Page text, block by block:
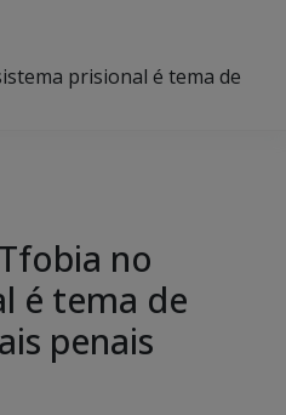
prisional é tema de
no
é tema de
penais